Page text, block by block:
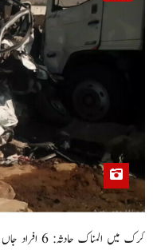
کرک میں المناک حادثہ: 6 افراد جاں بحق، متعدد زخمی